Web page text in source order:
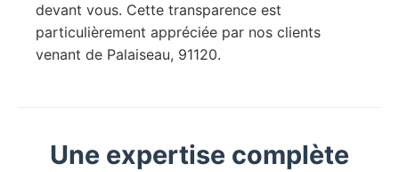
devant vous. Cette transparence est
particulièrement appréciée par nos clients
venant de Palaiseau, 91120.
Une expertise complète